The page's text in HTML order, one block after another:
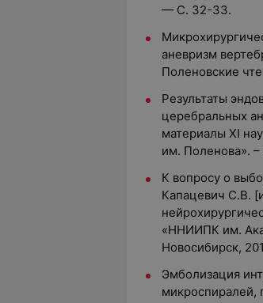
— С. 32-33.
аневризм
Поленовские
Результаты
церебральных
материалы XI
им. Поленова».
К вопросу о
Капацевич С.В.
«ННИИПК им.
Новосибирск,
Эмболизация
микроспиралей,